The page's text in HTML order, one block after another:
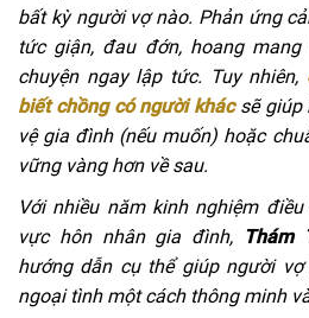
bất kỳ người vợ nào. Phản ứng
tức giận, đau đớn, hoang
chuyện ngay lập tức. Tuy nhiên,
biết chồng có người khácsẽ giúp
vệ gia đình (nếu muốn) hoặc
vững vàng hơn về sau.
Với nhiều năm kinh nghiệm
vực hôn nhân gia đình, Thám
hướng dẫn cụ thể giúp người
ngoại tình một cách thông minh